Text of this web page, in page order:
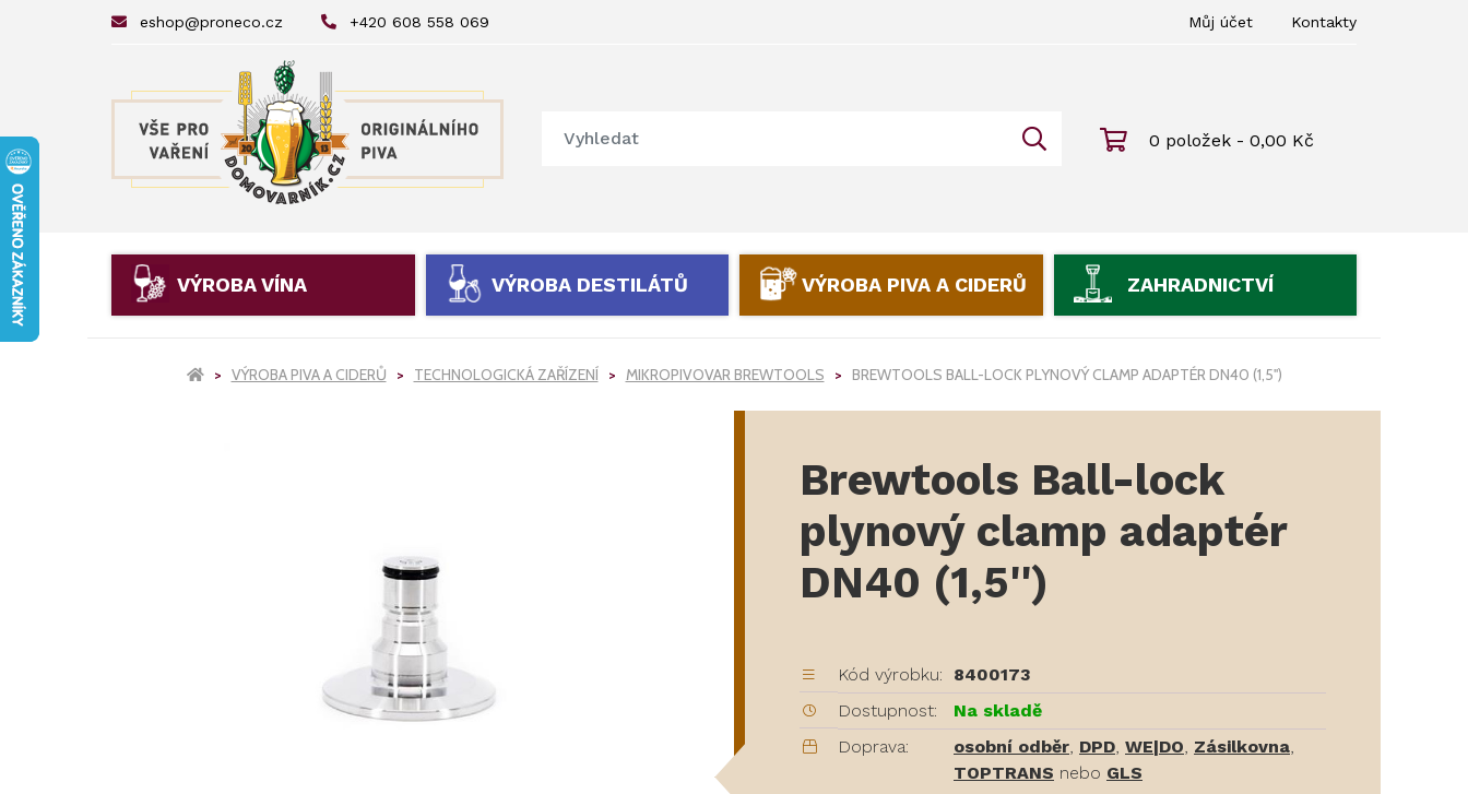
eshop@proneco.cz +420 608 558 069 Můj účet Kontakty
0 položek - 0,00 Kč
VÝROBA VÍNA VÝROBA DESTILÁTŮ VÝROBA PIVA A CIDERŮ ZAHRADNICTVÍ
VÝROBA PIVA A CIDERŮ TECHNOLOGICKÁ ZAŘÍZENÍ MIKROPIVOVAR BREWTOOLS BREWTOOLS BALL-LOCK PLYNOVÝ CLAMP ADAPTÉR DN40 (1,5'')
Brewtools Ball-lock
plynový clamp adaptér
DN40 (1,5'')
Kód výrobku:
8400173
Dostupnost:
Na skladě
Doprava:
osobní odběr, DPD, WE|DO, Zásilkovna,
TOPTRANS nebo GLS